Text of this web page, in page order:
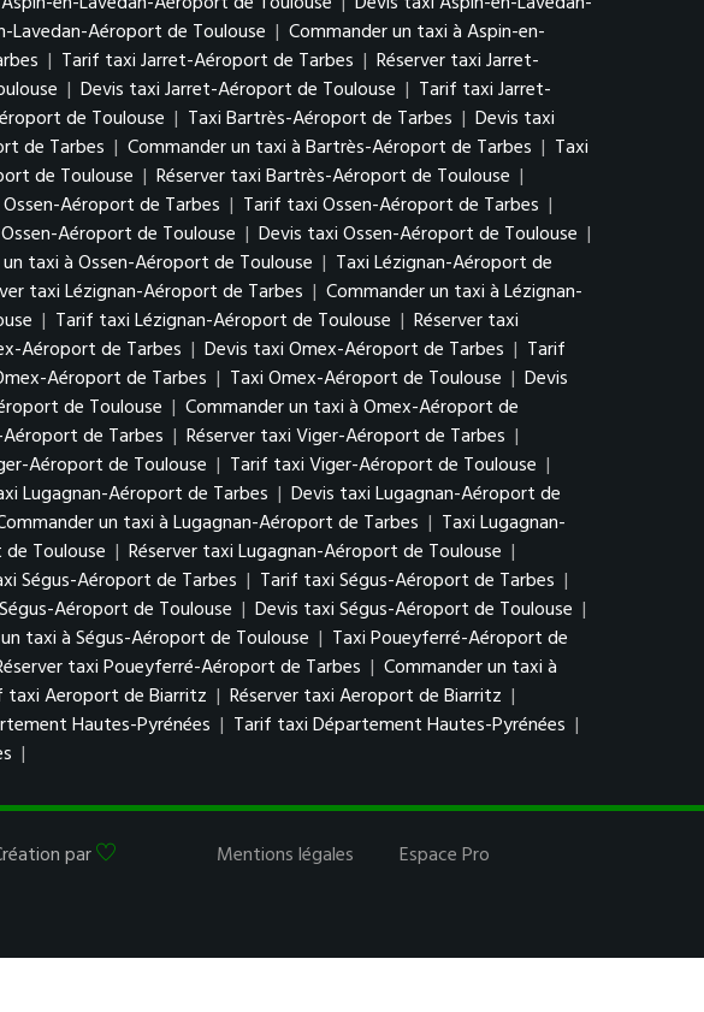
Lavedan-Aéroport de Toulouse | Commander un taxi à Aspin-en-
| Tarif taxi Jarret-Aéroport de Tarbes | Réserver taxi Jarret-
| Devis taxi Jarret-Aéroport de Toulouse | Tarif taxi Jarret-
de Toulouse | Taxi Bartrès-Aéroport de Tarbes | Devis taxi
de Tarbes | Commander un taxi à Bartrès-Aéroport de Tarbes | Taxi
de Toulouse | Réserver taxi Bartrès-Aéroport de Toulouse |
Aéroport de Tarbes | Tarif taxi Ossen-Aéroport de Tarbes |
Aéroport de Toulouse | Devis taxi Ossen-Aéroport de Toulouse |
taxi à Ossen-Aéroport de Toulouse | Taxi Lézignan-Aéroport de
taxi Lézignan-Aéroport de Tarbes | Commander un taxi à Lézignan-
| Tarif taxi Lézignan-Aéroport de Toulouse | Réserver taxi
Aéroport de Tarbes | Devis taxi Omex-Aéroport de Tarbes | Tarif
Aéroport de Tarbes | Taxi Omex-Aéroport de Toulouse | Devis
de Toulouse | Commander un taxi à Omex-Aéroport de
de Tarbes | Réserver taxi Viger-Aéroport de Tarbes |
Aéroport de Toulouse | Tarif taxi Viger-Aéroport de Toulouse |
Lugagnan-Aéroport de Tarbes | Devis taxi Lugagnan-Aéroport de
un taxi à Lugagnan-Aéroport de Tarbes | Taxi Lugagnan-
Toulouse | Réserver taxi Lugagnan-Aéroport de Toulouse |
Ségus-Aéroport de Tarbes | Tarif taxi Ségus-Aéroport de Tarbes |
Aéroport de Toulouse | Devis taxi Ségus-Aéroport de Toulouse |
taxi à Ségus-Aéroport de Toulouse | Taxi Poueyferré-Aéroport de
taxi Poueyferré-Aéroport de Tarbes | Commander un taxi à
taxi Aeroport de Biarritz | Réserver taxi Aeroport de Biarritz |
Hautes-Pyrénées | Tarif taxi Département Hautes-Pyrénées |
|
par
Mentions légales Espace Pro